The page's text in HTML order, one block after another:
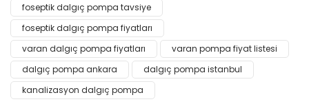
Yorum Yaz
Ürün resmi kalitesiz, bozuk veya görüntülenemiyor.
Ürün açıklamasında eksik bilgiler bulunuyor.
Ürün bilgilerinde hatalar bulunuyor.
Ürün fiyatı diğer sitelerden daha pahalı.
Bu ürüne benzer farklı alternatifler olmalı.
foseptik dalgıç pompa tavsiye
foseptik dalgıç pompa fiyatları
varan dalgıç pompa fiyatları
varan pompa fiyat listesi
dalgıç pompa ankara
dalgıç pompa istanbul
kanalizasyon dalgıç pompa